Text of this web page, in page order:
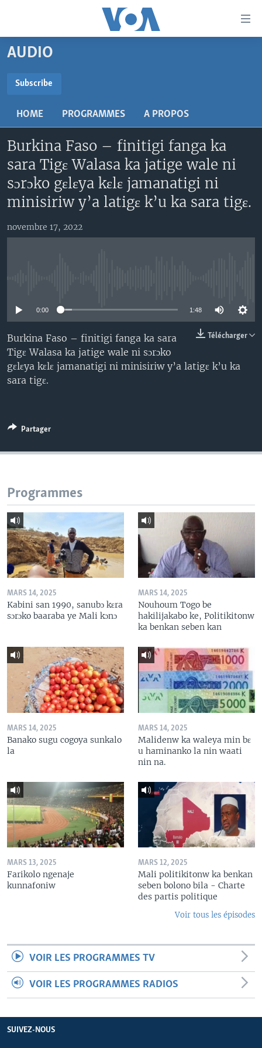
Menu
principal
navigation
principale
Retour
recherche
MALI KURA
RADIO
AN BA FO!
FARAFINA FOLI
SUIVEZ-NOUS
AUDIO
Subscribe
HOME PROGRAMMES A PROPOS
Burkina Faso – finitigi fanga ka
sara Tigɛ Walasa ka jatige wale ni
sɔrɔko gɛlɛya kɛlɛ jamanatigi ni
minisiriw y’a latigɛ k’u ka sara tigɛ.
novembre 17, 2022
0:00 1:48
Télécharger
Burkina Faso – finitigi fanga ka sara
Tigɛ Walasa ka jatige wale ni sɔrɔko
gɛlɛya kɛlɛ jamanatigi ni minisiriw y’a latigɛ k’u ka
sara tigɛ.
Partager
Programmes
MARS 14, 2025
Kabini san 1990, sanubɔ kɛra
sɔrɔko baaraba ye Mali kɔnɔ
MARS 14, 2025
Nouhoum Togo be
hakilijakabo ke, Politikitonw
ka benkan seben kan
MARS 14, 2025
Banako sugu cogoya sunkalo
la
MARS 14, 2025
Malidenw ka waleya min bɛ
u haminanko la nin waati
nin na.
MARS 13, 2025
Farikolo ngenaje
kunnafoniw
MARS 12, 2025
Mali politikitonw ka benkan
seben bolono bila - Charte
des partis politique
Voir tous les épisodes
VOIR LES PROGRAMMES TV
VOIR LES PROGRAMMES RADIOS
SUIVEZ-NOUS